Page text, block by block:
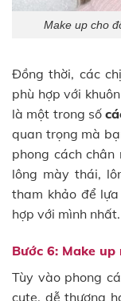
Make up cho
Đồng thời, các
phù hợp với
là một trong số
quan trọng mà
phong cách
lông mày thái,
tham khảo để
hợp với mình nhất.
Bước 6: Make up
Tùy vào phong
cute, dễ thương